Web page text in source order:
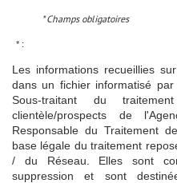
* Champs obligatoires
* :
Les informations recueillies
dans un fichier informatisé
Sous-traitant du
clientèle/prospects de
Responsable du Traitement
base légale du traitement
/ du Réseau. Elles sont
suppression et sont